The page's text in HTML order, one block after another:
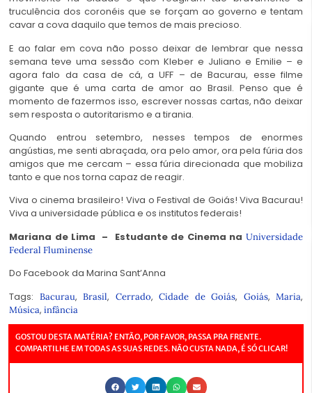
truculência dos coronéis que se forçam ao governo e tentam
cavar a cova daquilo que temos de mais precioso.
E ao falar em cova não posso deixar de lembrar que nessa
semana teve uma sessão com Kleber e Juliano e Emilie – e
agora falo da casa de cá, a UFF – de Bacurau, esse filme
gigante que é uma carta de amor ao Brasil. Penso que é
momento de fazermos isso, escrever nossas cartas, não deixar
sem resposta o autoritarismo e a tirania.
Quando entrou setembro, nesses tempos de enormes
angústias, me senti abraçada, ora pelo amor, ora pela fúria dos
amigos que me cercam – essa fúria direcionada que mobiliza
tanto e que nos torna capaz de reagir.
Viva o cinema brasileiro! Viva o Festival de Goiás! Viva Bacurau!
Viva a universidade pública e os institutos federais!
Mariana de Lima – Estudante de Cinema na Universidade
Federal Fluminense
Do Facebook da Marina Sant’Anna
Tags: Bacurau, Brasil, Cerrado, Cidade de Goiás, Goiás, Maria,
Música, infância
GOSTOU DESTA MATÉRIA? ENTÃO, POR FAVOR, PASSA PRA FRENTE.
COMPARTILHE EM TODAS AS SUAS REDES. NÃO CUSTA NADA, É SÓ CLICAR!